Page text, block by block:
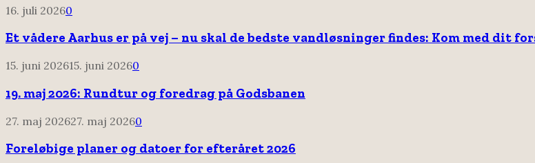
16. juli 20260
Et vådere Aarhus er på vej – nu skal de bedste vandløsninger findes: Kom med dit
15. juni 202615. juni 20260
19. maj 2026: Rundtur og foredrag på Godsbanen
27. maj 202627. maj 20260
Foreløbige planer og datoer for efteråret 2026